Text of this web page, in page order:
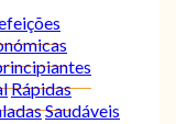
Rápidas
Saudáveis